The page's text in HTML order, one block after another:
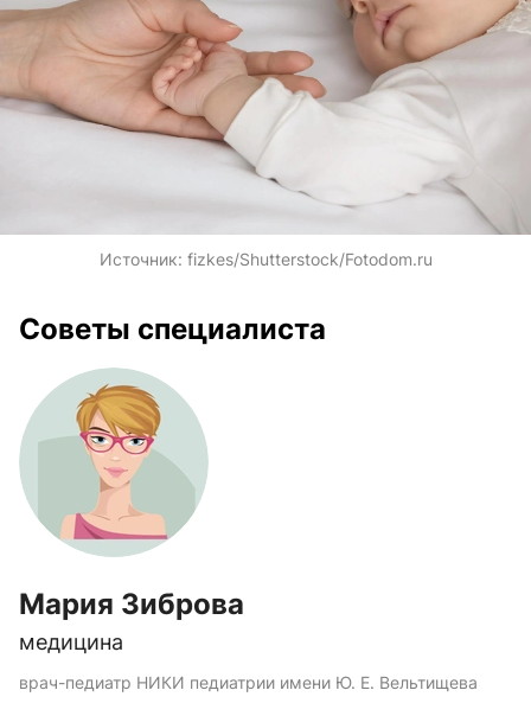
Источник: fizkes/Shutterstock/Fotodom.ru
Советы специалиста
Мария Зиброва
медицина
врач-педиатр НИКИ педиатрии имени Ю. Е. Вельтищева